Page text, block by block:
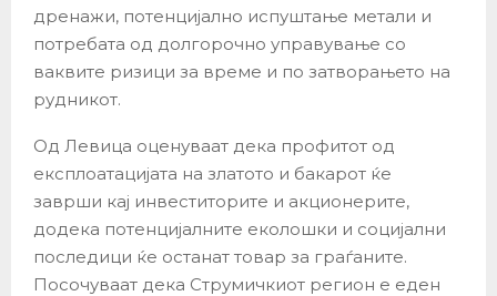
дренажи, потенцијално испуштање метали и
потребата од долгорочно управување со
ваквите ризици за време и по затворањето на
рудникот.
Од Левица оценуваат дека профитот од
експлоатацијата на златото и бакарот ќе
заврши кај инвеститорите и акционерите,
додека потенцијалните еколошки и социјални
последици ќе останат товар за граѓаните.
Посочуваат дека Струмичкиот регион е еден